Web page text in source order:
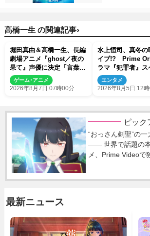
高橋一生 の関連記事›
堀田真由＆高橋一生、長編
劇場アニメ『ghost／夜の
果て』声優に決定「言葉に
はできない沢山の感情を思
い出しました」
ゲーム･アニメ
2026年8月7日 07時00分
水上恒司、真冬の
イブ!? Prime
ラマ『犯罪者』ス
メイキング映像が
エンタメ
2026年8月5日 12
ピック
“おっさん剣聖”の
―― 世界で話題の
メ、Prime Videoで
最新ニュース